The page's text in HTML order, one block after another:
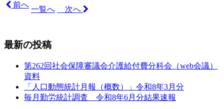
前へ
一覧へ 次へ
最新の投稿
第262回社会保障審議会介護給付費分科会（web会議）
資料
「人口動態統計月報（概数）」令和8年3月分
毎月勤労統計調査 令和8年6月分結果速報